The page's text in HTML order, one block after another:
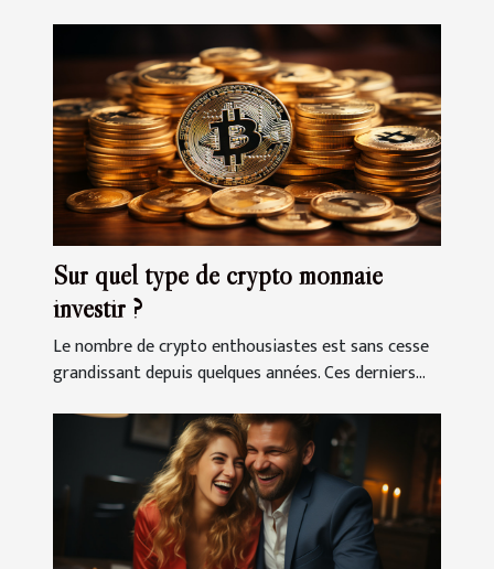
Sur quel type de crypto monnaie
investir ?
Le nombre de crypto enthousiastes est sans cesse
grandissant depuis quelques années. Ces derniers...